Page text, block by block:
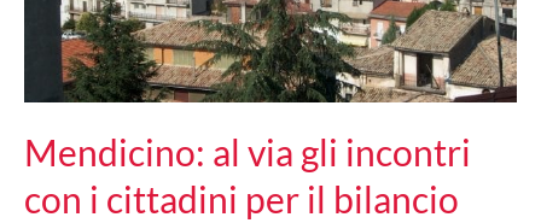
Mendicino: al via gli incontri
con i cittadini per il bilancio